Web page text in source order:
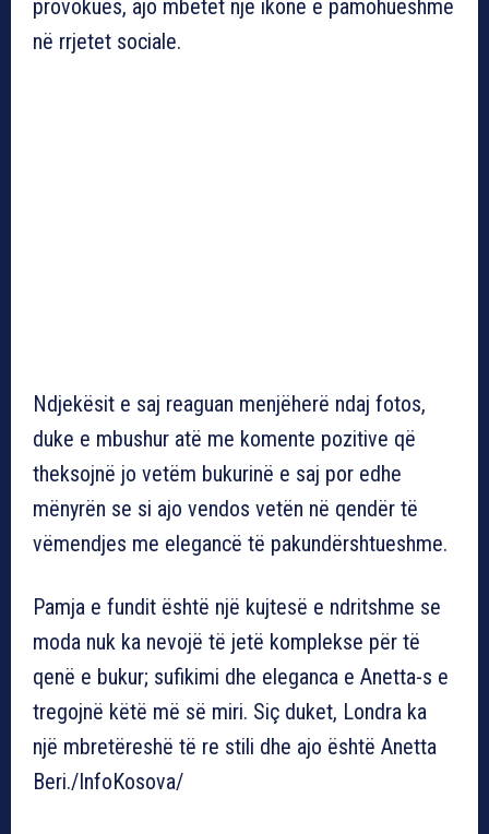
provokues, ajo mbetet një ikonë e pamohueshme
në rrjetet sociale.
Ndjekësit e saj reaguan menjëherë ndaj fotos,
duke e mbushur atë me komente pozitive që
theksojnë jo vetëm bukurinë e saj por edhe
mënyrën se si ajo vendos vetën në qendër të
vëmendjes me elegancë të pakundërshtueshme.
Pamja e fundit është një kujtesë e ndritshme se
moda nuk ka nevojë të jetë komplekse për të
qenë e bukur; sufikimi dhe eleganca e Anetta-s e
tregojnë këtë më së miri. Siç duket, Londra ka
një mbretëreshë të re stili dhe ajo është Anetta
Beri./InfoKosova/